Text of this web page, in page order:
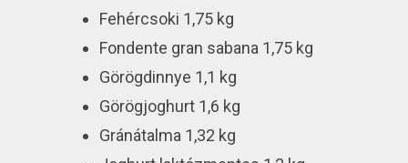
Fehércsoki 1,75 kg
Fondente gran sabana 1,75 kg
Görögdinnye 1,1 kg
Görögjoghurt 1,6 kg
Gránátalma 1,32 kg